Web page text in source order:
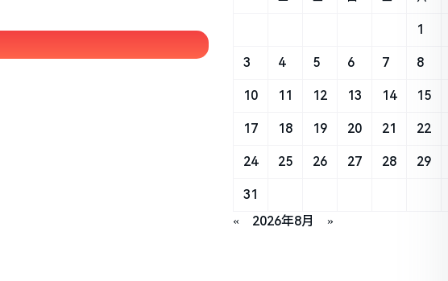
« 2026年8月 »
1
3 4 5 6 7 8
10 11 12 13 14 15
17 18 19 20 21 22
24 25 26 27 28 29
31